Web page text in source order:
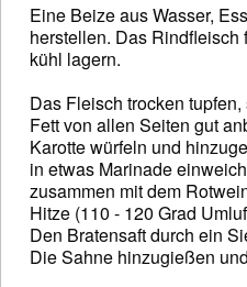
Eine Beize aus Wasser,
herstellen. Das Rindfleisch
kühl lagern.
Das Fleisch trocken
Fett von allen Seiten gut
Karotte würfeln und
in etwas Marinade
zusammen mit dem
Hitze (110 - 120 Grad
Den Bratensaft durch ein
Die Sahne hinzugießen